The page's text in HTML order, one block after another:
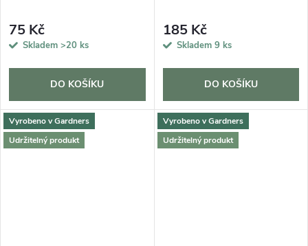
75 Kč
Skladem >20 ks
DO KOŠÍKU
185 Kč
Skladem 9 ks
DO KOŠÍKU
Vyrobeno v Gardners
Udržitelný produkt
Vyrobeno v Gardners
Udržitelný produkt